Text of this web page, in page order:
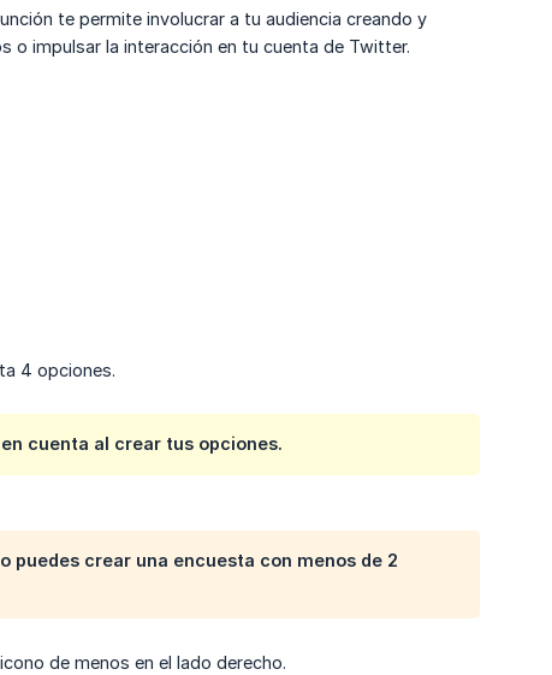
te permite involucrar a tu audiencia creando y
o impulsar la interacción en tu cuenta de Twitter.
4 opciones.
en cuenta al crear tus opciones.
puedes crear una encuesta con menos de 2
de menos en el lado derecho.